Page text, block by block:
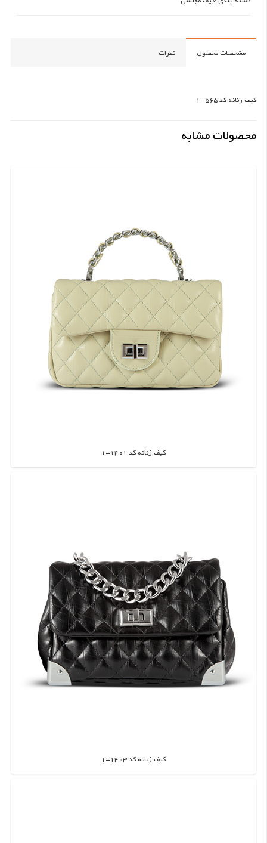
مشخصات محصول نظرات
کیف زنانه کد 565-1
محصولات مشابه
کیف زنانه کد 1401-1
اطلاعات بیشتر
کیف زنانه کد 1403-1
اطلاعات بیشتر